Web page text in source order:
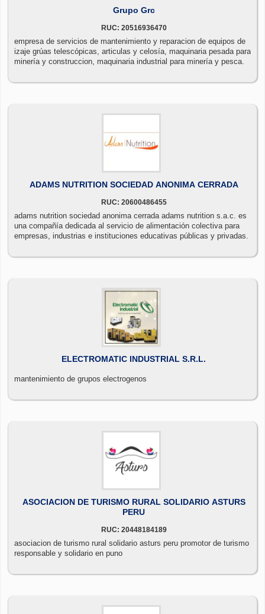
Grupo Grc
RUC: 20516936470
empresa de servicios de mantenimiento y reparacion de equipos de
izaje grúas telescópicas, articulas y celosía, maquinaria pesada para
minería y construccion, maquinaria industrial para minería y pesca.
ADAMS NUTRITION SOCIEDAD ANONIMA CERRADA
RUC: 20600486455
adams nutrition sociedad anonima cerrada adams nutrition s.a.c. es
una compañía dedicada al servicio de alimentación colectiva para
empresas, industrias e instituciones educativas públicas y privadas.
ELECTROMATIC INDUSTRIAL S.R.L.
mantenimiento de grupos electrogenos
ASOCIACION DE TURISMO RURAL SOLIDARIO ASTURS
PERU
RUC: 20448184189
asociacion de turismo rural solidario asturs peru promotor de turismo
responsable y solidario en puno